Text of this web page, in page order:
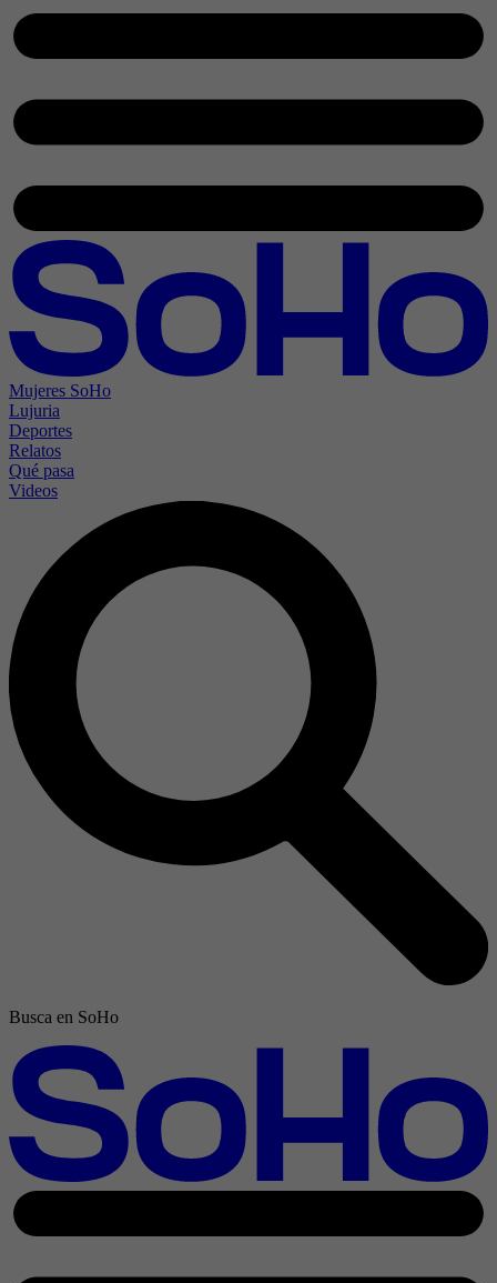
Mujeres SoHo
Lujuria
Deportes
Relatos
Qué pasa
Videos
Busca en SoHo